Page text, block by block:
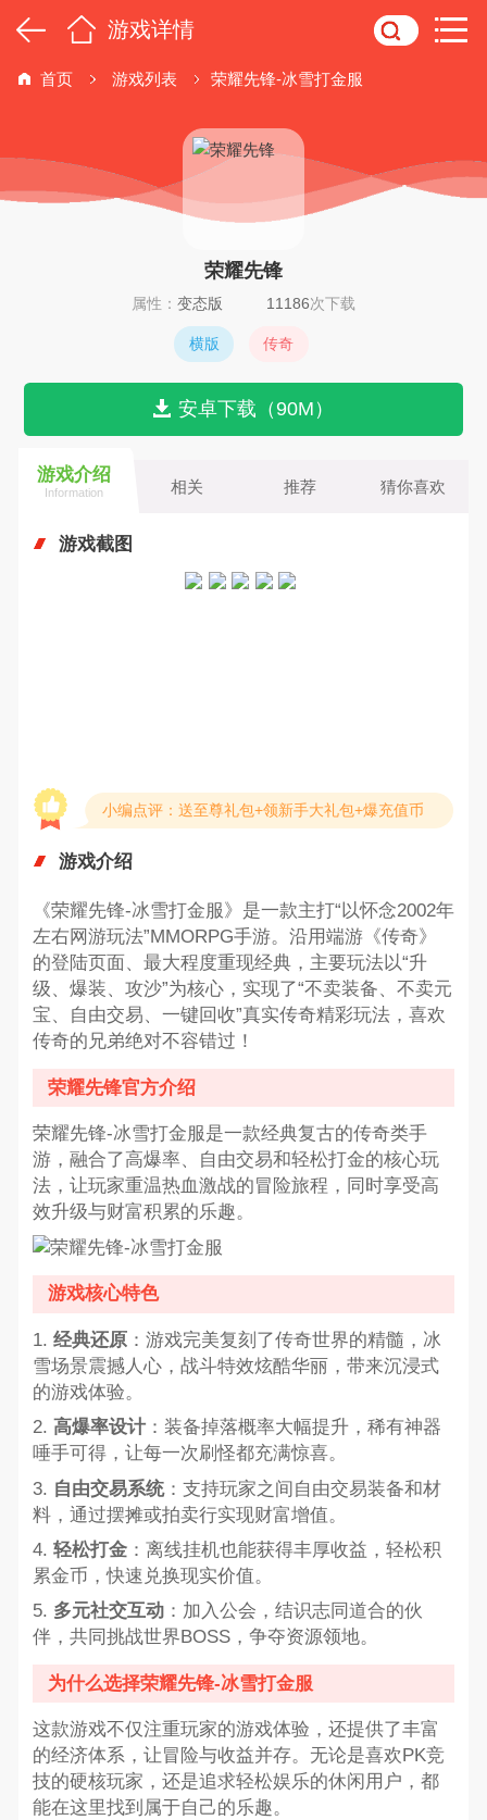
游戏详情
首页 游戏列表 荣耀先锋-冰雪打金服
荣耀先锋
属性： 变态版 11186次下载
横版 传奇
安卓下载（90M）
游戏介绍
Information 相关 推荐 猜你喜欢
游戏截图
小编点评：送至尊礼包+领新手大礼包+爆充值币
游戏介绍
《荣耀先锋-冰雪打金服》是一款主打“以怀念2002年
左右网游玩法”MMORPG手游。沿用端游《传奇》
的登陆页面、最大程度重现经典，主要玩法以“升
级、爆装、攻沙”为核心，实现了“不卖装备、不卖元
宝、自由交易、一键回收”真实传奇精彩玩法，喜欢
传奇的兄弟绝对不容错过！
荣耀先锋官方介绍
荣耀先锋-冰雪打金服是一款经典复古的传奇类手
游，融合了高爆率、自由交易和轻松打金的核心玩
法，让玩家重温热血激战的冒险旅程，同时享受高
效升级与财富积累的乐趣。
游戏核心特色
1. 经典还原：游戏完美复刻了传奇世界的精髓，冰
雪场景震撼人心，战斗特效炫酷华丽，带来沉浸式
的游戏体验。
2. 高爆率设计：装备掉落概率大幅提升，稀有神器
唾手可得，让每一次刷怪都充满惊喜。
3. 自由交易系统：支持玩家之间自由交易装备和材
料，通过摆摊或拍卖行实现财富增值。
4. 轻松打金：离线挂机也能获得丰厚收益，轻松积
累金币，快速兑换现实价值。
5. 多元社交互动：加入公会，结识志同道合的伙
伴，共同挑战世界BOSS，争夺资源领地。
为什么选择荣耀先锋-冰雪打金服
这款游戏不仅注重玩家的游戏体验，还提供了丰富
的经济体系，让冒险与收益并存。无论是喜欢PK竞
技的硬核玩家，还是追求轻松娱乐的休闲用户，都
能在这里找到属于自己的乐趣。